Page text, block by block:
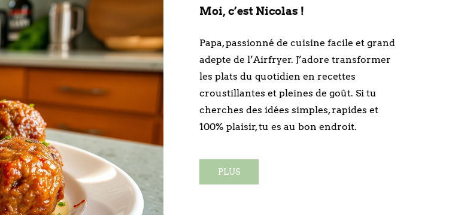
Moi, c’est Nicolas !
Papa, passionné de cuisine facile et grand
adepte de l’Airfryer. J’adore transformer
les plats du quotidien en recettes
croustillantes et pleines de goût. Si tu
cherches des idées simples, rapides et
100% plaisir, tu es au bon endroit.
PLUS